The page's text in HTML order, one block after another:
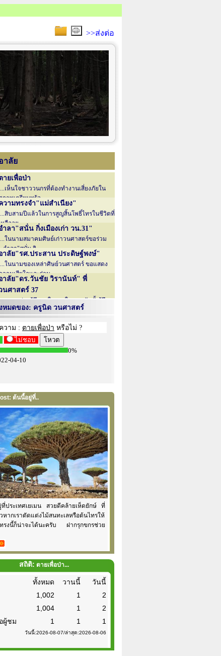
>>ส่งต่อ
าลัย
ายเพื่อป่า
เห็นใจชาววนกรที่ต้องทำงานเสี่ยงภัยใน
ภาพเตรียมพร้อ....
วามทรงจำ"แม่สำเนียง"
สิบสามปีแล้วในการสูญสิ้นโพธิ์ไทรในชีวิตที่
หลืออยู....
ำลา"สนั่น กิ่งเมืองเก่า วน.31"
ในนามสมาคมศิษย์เก่าวนศาสตร์ขอร่วม
...อำลา"สนั่น กิ....
าลัย"รศ.ประสาน ประดิษฐ์พงษ์"
ในนามของเหล่าศิษย์วนศาสตร์ ขอแสดง
วามเสียใจและร่วม....
าลัย"ดร.วันชัย วิรานันท์" พี่
นศาสตร์ 37
ทราบข่าวรู้สึกตกใจและใจหาย กับทั้งรู้สึก...
าลัย"....
หมดของ: ครูนิด วนศาสตร์
ต้นนี้อยู่ที่..
ประเทศเยเมน สวยดีคล้ายเห็ดยักษ์ ที่
หากเราตัดแต่งไม้สนทะเลหรือต้นไทรให้
ทรงนี้ก็น่าจะได้นะครับ ฝากรุกขกรช่วย
สถิติ: ตายเพื่อป่า...
ทั้งหมด วานนี้
วันนี้
1,002 1
2
1,004 1
2
ผู้ชม
1 1 1
วันนี้:2026-08-07/ล่าสุด:2026-08-06